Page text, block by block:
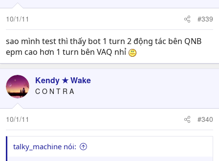
10/1/11 #339
sao mình test thì thấy bot 1 turn 2 động tác bên QNB
epm cao hơn 1 turn bên VAQ nhỉ
Kendy ★ Wake
C O N T R A
10/1/11 #340
talky_machine nói: